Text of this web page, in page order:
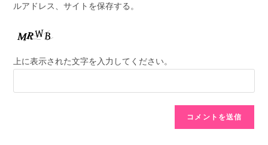
ルアドレス、サイトを保存する。
上に表示された文字を入力してください。